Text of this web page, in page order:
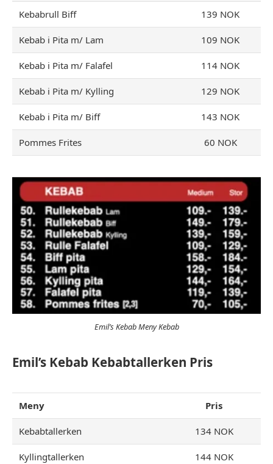
Kebabrull Biff 139 NOK
Kebab i Pita m/ Lam 109 NOK
Kebab i Pita m/ Falafel 114 NOK
Kebab i Pita m/ Kylling 129 NOK
Kebab i Pita m/ Biff 143 NOK
Pommes Frites 60 NOK
Emil’s Kebab Meny Kebab
Emil’s Kebab Kebabtallerken Pris
Meny Pris
Kebabtallerken 134 NOK
Kyllingtallerken 144 NOK